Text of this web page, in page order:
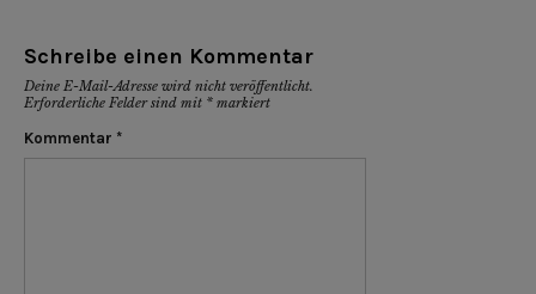
Schreibe einen Kommentar
Deine E-Mail-Adresse wird nicht veröffentlicht.
Erforderliche Felder sind mit * markiert
Kommentar *